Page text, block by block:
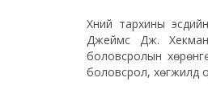
Хүний тархины
Джеймс Дж. Хекман
боловсролын
боловсрол, хөгжилд